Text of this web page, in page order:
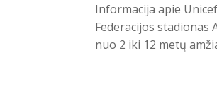
Informacija apie
Federacijos stadionas
nuo 2 iki 12 metų